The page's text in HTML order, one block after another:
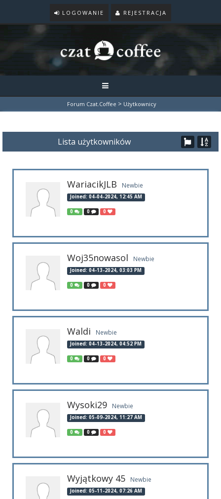
LOGOWANIE REJESTRACJA
Forum Czat.Coffee > Użytkownicy
Lista użytkowników
WariacikJLB Newbie
Joined: 04-04-2024, 12:45 AM
0 0 0
Woj35nowasol Newbie
Joined: 04-13-2024, 03:03 PM
0 0 0
Waldi Newbie
Joined: 04-13-2024, 04:52 PM
0 0 0
Wysoki29 Newbie
Joined: 05-09-2024, 11:27 AM
0 0 0
Wyjątkowy 45 Newbie
Joined: 05-11-2024, 07:26 AM